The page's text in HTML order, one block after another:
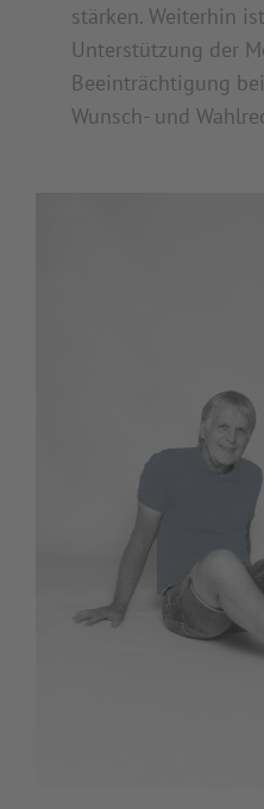
stärken. Weiterhin
Unterstützung der
Beeinträchtigung
Wunsch- und